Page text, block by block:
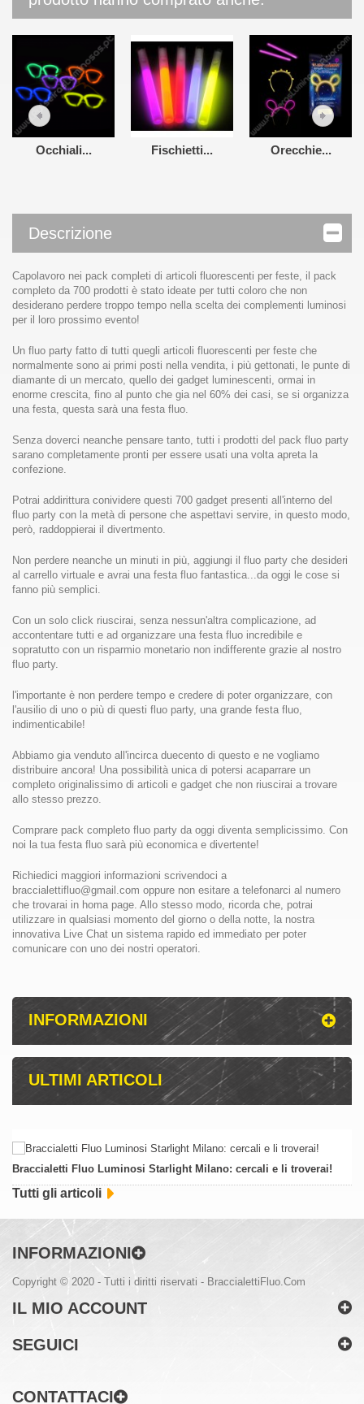
Occhiali... Fischietti... Orecchie...
Descrizione
Capolavoro nei pack completi di articoli fluorescenti per feste, il pack
completo da 700 prodotti è stato ideate per tutti coloro che non
desiderano perdere troppo tempo nella scelta dei complementi luminosi
per il loro prossimo evento!
Un fluo party fatto di tutti quegli articoli fluorescenti per feste che
normalmente sono ai primi posti nella vendita, i più gettonati, le punte di
diamante di un mercato, quello dei gadget luminescenti, ormai in
enorme crescita, fino al punto che gia nel 60% dei casi, se si organizza
una festa, questa sarà una festa fluo.
Senza doverci neanche pensare tanto, tutti i prodotti del pack fluo party
sarano completamente pronti per essere usati una volta apreta la
confezione.
Potrai addirittura conividere questi 700 gadget presenti all'interno del
fluo party con la metà di persone che aspettavi servire, in questo modo,
però, raddoppierai il divertmento.
Non perdere neanche un minuti in più, aggiungi il fluo party che desideri
al carrello virtuale e avrai una festa fluo fantastica...da oggi le cose si
fanno più semplici.
Con un solo click riuscirai, senza nessun'altra complicazione, ad
accontentare tutti e ad organizzare una festa fluo incredibile e
sopratutto con un risparmio monetario non indifferente grazie al nostro
fluo party.
l'importante è non perdere tempo e credere di poter organizzare, con
l'ausilio di uno o più di questi fluo party, una grande festa fluo,
indimenticabile!
Abbiamo gia venduto all'incirca duecento di questo e ne vogliamo
distribuire ancora! Una possibilità unica di potersi acaparrare un
completo originalissimo di articoli e gadget che non riuscirai a trovare
allo stesso prezzo.
Comprare pack completo fluo party da oggi diventa semplicissimo. Con
noi la tua festa fluo sarà più economica e divertente!
Richiedici maggiori informazioni scrivendoci a
braccialettifluo@gmail.com oppure non esitare a telefonarci al numero
che trovarai in homa page. Allo stesso modo, ricorda che, potrai
utilizzare in qualsiasi momento del giorno o della notte, la nostra
innovativa Live Chat un sistema rapido ed immediato per poter
comunicare con uno dei nostri operatori.
INFORMAZIONI
ULTIMI ARTICOLI
Braccialetti Fluo Luminosi Starlight Milano: cercali e li troverai!
Tutti gli articoli
INFORMAZIONI
Copyright © 2020 - Tutti i diritti riservati - BraccialettiFluo.Com
IL MIO ACCOUNT
SEGUICI
CONTATTACI